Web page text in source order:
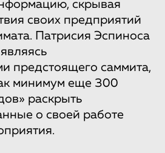
скрывая
своих предприятий
Патрисия Эспиноса
предстоящего саммита,
минимум еще 300
раскрыть
о своей работе